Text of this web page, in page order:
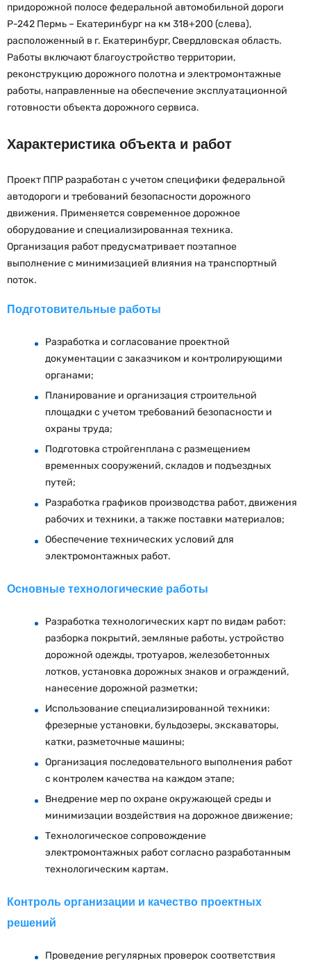
придорожной полосе федеральной автомобильной дороги
Р-242 Пермь – Екатеринбург на км 318+200 (слева),
расположенный в г. Екатеринбург, Свердловская область.
Работы включают благоустройство территории,
реконструкцию дорожного полотна и электромонтажные
работы, направленные на обеспечение эксплуатационной
готовности объекта дорожного сервиса.
Характеристика объекта и работ
Проект ППР разработан с учетом специфики федеральной
автодороги и требований безопасности дорожного
движения. Применяется современное дорожное
оборудование и специализированная техника.
Организация работ предусматривает поэтапное
выполнение с минимизацией влияния на транспортный
поток.
Подготовительные работы
Разработка и согласование проектной
документации с заказчиком и контролирующими
органами;
Планирование и организация строительной
площадки с учетом требований безопасности и
охраны труда;
Подготовка стройгенплана с размещением
временных сооружений, складов и подъездных
путей;
Разработка графиков производства работ, движения
рабочих и техники, а также поставки материалов;
Обеспечение технических условий для
электромонтажных работ.
Основные технологические работы
Разработка технологических карт по видам работ:
разборка покрытий, земляные работы, устройство
дорожной одежды, тротуаров, железобетонных
лотков, установка дорожных знаков и ограждений,
нанесение дорожной разметки;
Использование специализированной техники:
фрезерные установки, бульдозеры, экскаваторы,
катки, разметочные машины;
Организация последовательного выполнения работ
с контролем качества на каждом этапе;
Внедрение мер по охране окружающей среды и
минимизации воздействия на дорожное движение;
Технологическое сопровождение
электромонтажных работ согласно разработанным
технологическим картам.
Контроль организации и качество проектных
решений
Проведение регулярных проверок соответствия